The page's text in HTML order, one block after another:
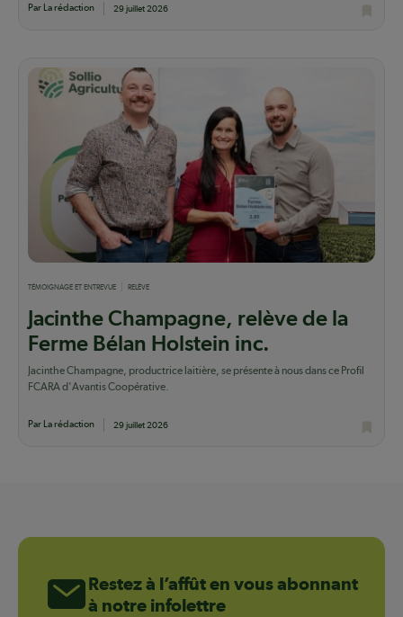
Par La rédaction 29 juillet 2026
TÉMOIGNAGE ET ENTREVUE RELÈVE
Jacinthe Champagne, relève de la
Ferme Bélan Holstein inc.
Jacinthe Champagne, productrice laitière, se présente à nous dans ce Profil
FCARA d'Avantis Coopérative.
Par La rédaction 29 juillet 2026
Restez à l’affût en vous abonnant
à notre infolettre